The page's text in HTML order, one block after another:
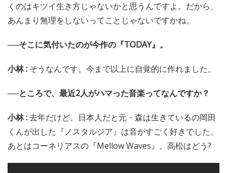
くのはキツイ生き方じゃないかと思うんですよ。だから、
あんまり無理をしないってことじゃないですかね。
──そこに気付いたのが今作の『TODAY』。
小林 : そうなんです。今まで以上に自覚的に作れました。
──ところで、最近2人がハマった音楽ってなんですか？
小林 :去年だけど、日本人だと元・森は生きているの岡田
くんが出した『ノスタルジア』は音がすごく好きでした。
あとはコーネリアスの『Mellow Waves』。高松はどう?